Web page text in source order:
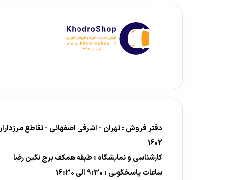
1602
کارشناسی و نمایشگاه : طبقه همکف برج نگین رضا
ساعات پاسخگویی : 9:30 الی 16:30